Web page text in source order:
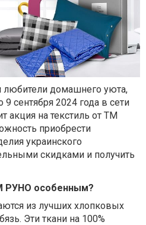
домашнего уюта,
сентября 2024 года в сети
акция на текстиль от ТМ
приобрести
украинского
скидками и получить
РУНО особенным?
из лучших хлопковых
Эти ткани на 100%